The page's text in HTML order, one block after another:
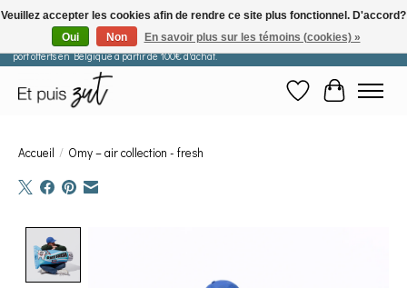
Les commandes passées après le 29 juillet seront expédiées à partir du 11 août. Frais de
port offerts en Belgique à partir de 100€ d'achat.
Liste de souhaits
Panier
Accueil / Omy – air collection - fresh
Veuillez accepter les cookies afin de rendre ce site plus fonctionnel. D'accord?
Oui
Non En savoir plus sur les témoins (cookies) »